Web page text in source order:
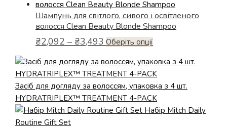
₴1,072
до
₴2,565
має
кілька
варіантів.
Параметри
вибрати
на
сторінці
товару
Шампунь для світлого, сивого і освітленого
волосся Clean Beauty Blonde Shampoo
₴2,092 – ₴3,493 Діапазон
цін:
від
₴2,092
до
₴3,493
Оберіть опціїЦей
має
кілька
варіантів.
Параметри
можна
Засіб для догляду за волоссям, упаковка з 4 шт.
HYDRATRIPLEX™ TREATMENT 4-PACK
Набiр Mitch Daily
Routine Gift Set